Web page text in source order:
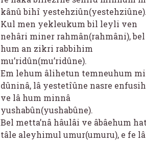
kânû bihî yestehziûn(yestehziûne).
Kul men yekleukum bil leyli ven
nehâri miner rahmân(rahmâni), bel
hum an zikri rabbihim
mu’ridûn(mu’ridûne).
Em lehum âlihetun temneuhum
dûninâ, lâ yestetîûne nasre
ve lâ hum minnâ
yushabûn(yushabûne).
Bel metta’nâ hâulâi ve âbâehum
tâle aleyhimul umur(umuru), e fe lâ